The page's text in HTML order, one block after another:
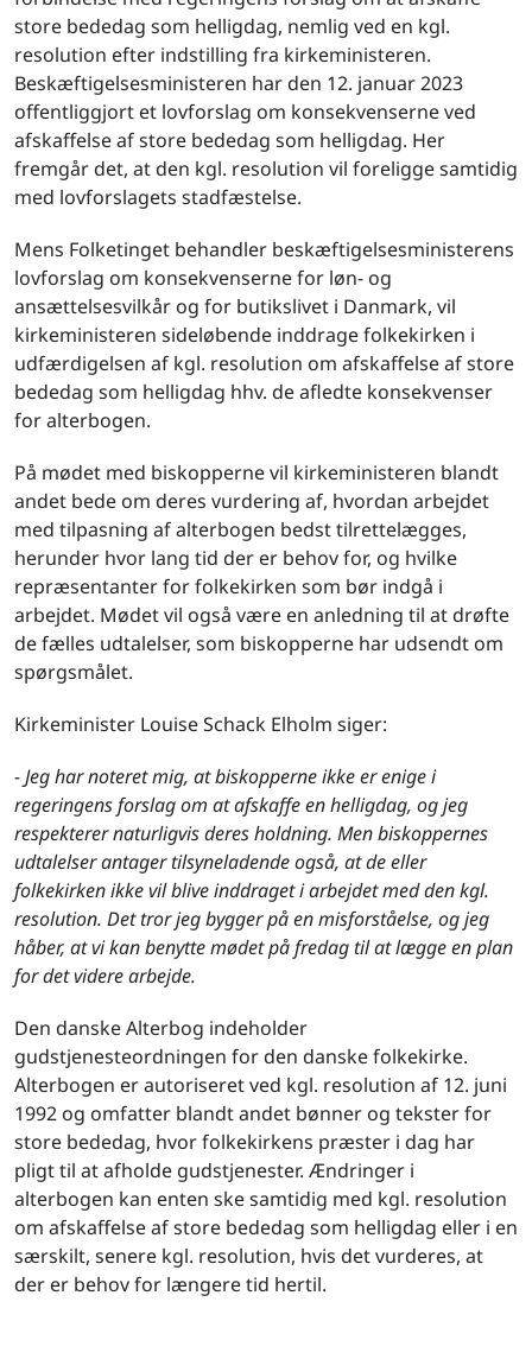
store bededag som helligdag, nemlig ved en kgl.
resolution efter indstilling fra kirkeministeren.
Beskæftigelsesministeren har den 12. januar 2023
offentliggjort et lovforslag om konsekvenserne ved
afskaffelse af store bededag som helligdag. Her
fremgår det, at den kgl. resolution vil foreligge samtidig
med lovforslagets stadfæstelse.
Mens Folketinget behandler beskæftigelsesministerens
lovforslag om konsekvenserne for løn- og
ansættelsesvilkår og for butikslivet i Danmark, vil
kirkeministeren sideløbende inddrage folkekirken i
udfærdigelsen af kgl. resolution om afskaffelse af store
bededag som helligdag hhv. de afledte konsekvenser
for alterbogen.
På mødet med biskopperne vil kirkeministeren blandt
andet bede om deres vurdering af, hvordan arbejdet
med tilpasning af alterbogen bedst tilrettelægges,
herunder hvor lang tid der er behov for, og hvilke
repræsentanter for folkekirken som bør indgå i
arbejdet. Mødet vil også være en anledning til at drøfte
de fælles udtalelser, som biskopperne har udsendt om
spørgsmålet.
Kirkeminister Louise Schack Elholm siger:
- Jeg har noteret mig, at biskopperne ikke er enige i
regeringens forslag om at afskaffe en helligdag, og jeg
respekterer naturligvis deres holdning. Men biskoppernes
udtalelser antager tilsyneladende også, at de eller
folkekirken ikke vil blive inddraget i arbejdet med den kgl.
resolution. Det tror jeg bygger på en misforståelse, og jeg
håber, at vi kan benytte mødet på fredag til at lægge en plan
for det videre arbejde.
Den danske Alterbog indeholder
gudstjenesteordningen for den danske folkekirke.
Alterbogen er autoriseret ved kgl. resolution af 12. juni
1992 og omfatter blandt andet bønner og tekster for
store bededag, hvor folkekirkens præster i dag har
pligt til at afholde gudstjenester. Ændringer i
alterbogen kan enten ske samtidig med kgl. resolution
om afskaffelse af store bededag som helligdag eller i en
særskilt, senere kgl. resolution, hvis det vurderes, at
der er behov for længere tid hertil.